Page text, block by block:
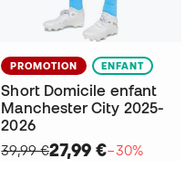
PROMOTION ENFANT
Short Domicile enfant
Manchester City 2025-
2026
39,99 €27,99 €−30%